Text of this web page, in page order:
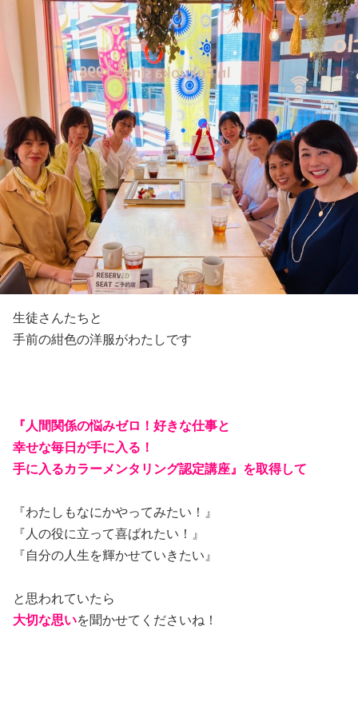
生徒さんたちと
手前の紺色の洋服がわたしです
『人間関係の悩みゼロ！好きな仕事と
幸せな毎日が手に入る！
手に入るカラーメンタリング認定講座』を取得して
『わたしもなにかやってみたい！』
『人の役に立って喜ばれたい！』
『自分の人生を輝かせていきたい』
と思われていたら
大切な思いを聞かせてくださいね！